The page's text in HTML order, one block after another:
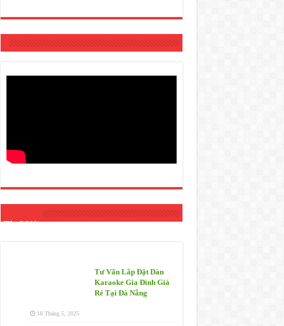
Tin Mới
Tư Vấn Lắp Đặt Dàn
Karaoke Gia Đình Giá
Rẻ Tại Đà Nẵng
18 Tháng 5, 2025